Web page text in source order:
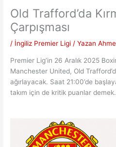
Old Trafford’da
Çarpışması
/ İngiliz Premier Ligi / Yazan
Premier Lig’in 26 Aralık 2025
Manchester United, Old
ağırlayacak. Saat 21:00’de
takım için de kritik puanlar demek.